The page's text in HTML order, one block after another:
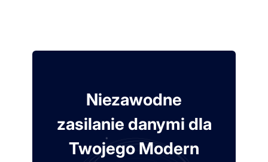
Niezawodne
zasilanie danymi dla
Twojego Modern